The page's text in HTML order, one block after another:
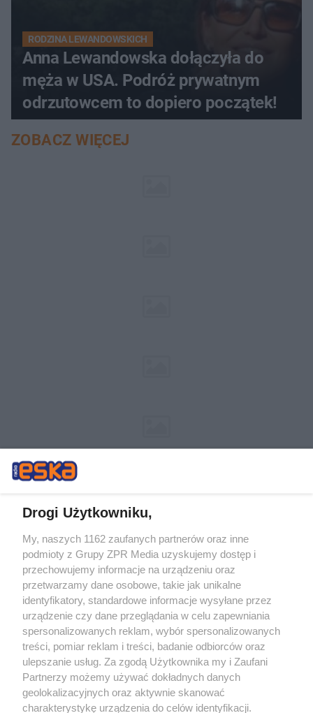
RODZINA LEWANDOWSKICH
Anna Lewandowska dołączyła do
męża w USA. Podróż prywatnym
odrzutowcem to dopiero początek!
ZOBACZ WIĘCEJ
Żaden utwór zamieszczony w serwisie nie może być powielany i
rozpowszechniany lub dalej rozpowszechniany w jakikolwiek sposób (w
tym także elektroniczny lub mechaniczny) na jakimkolwiek polu
eksploatacji w jakiejkolwiek formie, włącznie z umieszczaniem w
Internecie bez pisemnej zgody właściciela praw. Jakiekolwiek użycie lub
wykorzystanie utworów w całości lub w części z naruszeniem prawa,
tzn. bez właściwej zgody, jest zabronione pod groźbą kary i może być
ścigane prawnie.
Drogi Użytkowniku,
My, naszych 1162 zaufanych partnerów oraz inne
podmioty z Grupy ZPR Media uzyskujemy dostęp i
przechowujemy informacje na urządzeniu oraz
przetwarzamy dane osobowe, takie jak unikalne
identyfikatory, standardowe informacje wysyłane przez
urządzenie czy dane przeglądania w celu zapewniania
spersonalizowanych reklam, wybór spersonalizowanych
treści, pomiar reklam i treści, badanie odbiorców oraz
ulepszanie usług. Za zgodą Użytkownika my i Zaufani
Partnerzy możemy używać dokładnych danych
geolokalizacyjnych oraz aktywnie skanować
charakterystykę urządzenia do celów identyfikacji.